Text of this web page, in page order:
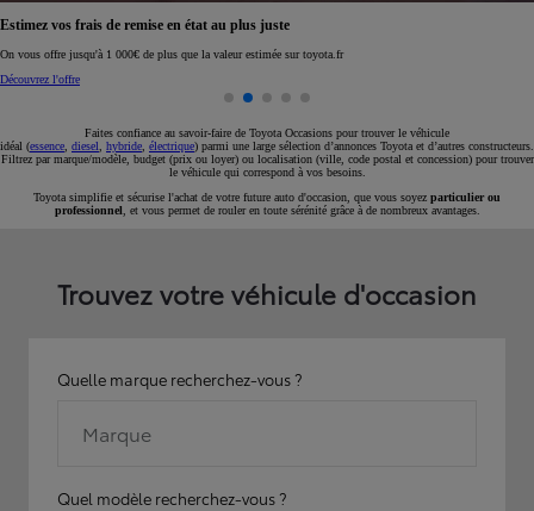
Estimez vos frais de remise en état au plus juste
On vous offre jusqu'à 1 000€ de plus que la valeur estimée sur toyota.fr
Découvrez l'offre
Faites confiance au savoir-faire de Toyota Occasions pour trouver le véhicule
idéal (essence diesel hybride électrique) parmi une large sélection d’annonces Toyota et d’autres constructeurs.
Filtrez par marque/modèle, budget (prix ou loyer) ou localisation (ville, code postal et concession) pour trouver
le véhicule qui correspond à vos besoins.
Toyota simplifie et sécurise l'achat de votre future auto d'occasion, que vous soyez particulier ou
professionnel , et vous permet de rouler en toute sérénité grâce à de nombreux avantages.
Trouvez votre véhicule d'occasion
Quelle marque recherchez-vous ?
Marque
Quel modèle recherchez-vous ?